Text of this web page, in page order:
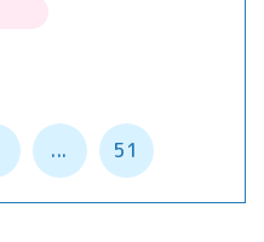
... 51